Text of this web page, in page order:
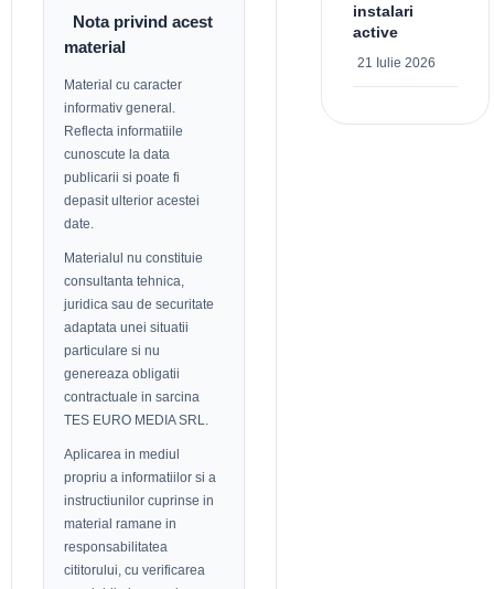
Nota privind acest
material
Material cu caracter
informativ general.
Reflecta informatiile
cunoscute la data
publicarii si poate fi
depasit ulterior acestei
date.
Materialul nu constituie
consultanta tehnica,
juridica sau de securitate
adaptata unei situatii
particulare si nu
genereaza obligatii
contractuale in sarcina
TES EURO MEDIA SRL.
Aplicarea in mediul
propriu a informatiilor si a
instructiunilor cuprinse in
material ramane in
responsabilitatea
cititorului, cu verificarea
instalari
active
21 Iulie 2026